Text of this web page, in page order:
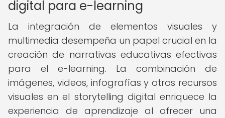
digital para e-learning
La integración de elementos visuales y
multimedia desempeña un papel crucial en la
creación de narrativas educativas efectivas
para el e-learning. La combinación de
imágenes, videos, infografías y otros recursos
visuales en el storytelling digital enriquece la
experiencia de aprendizaje al ofrecer una